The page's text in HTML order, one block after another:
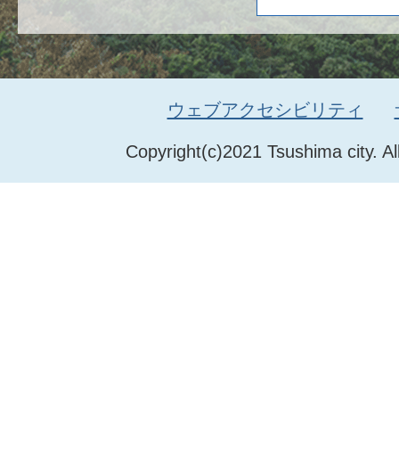
Copyright(c)2021 Tsushima city.
ウェブアクセシビリティ